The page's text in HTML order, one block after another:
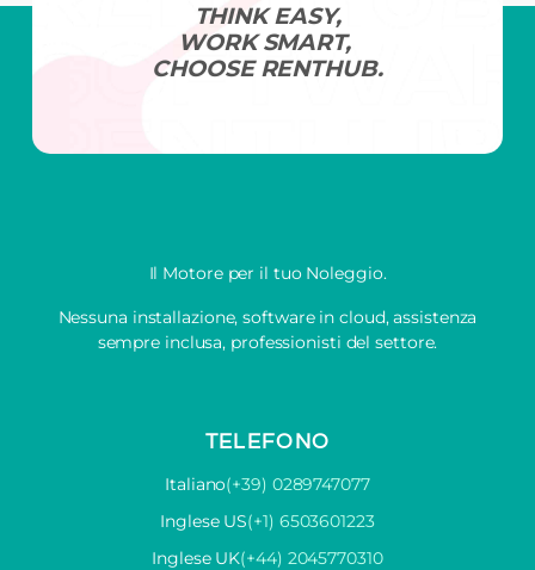
THINK EASY,
WORK SMART,
CHOOSE RENTHUB.
Il Motore per il tuo Noleggio.
Nessuna installazione, software in cloud, assistenza
sempre inclusa, professionisti del settore.
TELEFONO
Italiano(+39) 0289747077
Inglese US(+1) 6503601223
Inglese UK(+44) 2045770310